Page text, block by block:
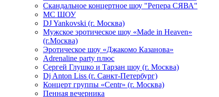
Скандальное концертное шоу "Репера СЯВА"
МС ШОУ
DJ Yankovski (г. Москва)
Мужское эротическое шоу «Made in Heaven»
(г.Москва)
Эротическое шоу «Джакомо Казанова»
Adrenaline party плюс
Сергей Глушко и Тарзан шоу (г. Москва)
Dj Anton Liss (г. Санкт-Петербург)
Концерт группы «Centr» (г. Москва)
Пенная вечерника